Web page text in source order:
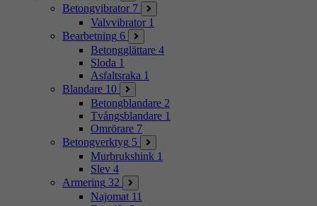
Betongvibrator 7
Valvvibrator 1
Bearbetning 6
Betongglättare 4
Sloda 1
Asfaltsraka 1
Blandare 10
Betongblandare 2
Tvångsblandare 1
Omrörare 7
Betongverktyg 5
Murbrukshink 1
Slev 4
Armering 32
Najomat 11